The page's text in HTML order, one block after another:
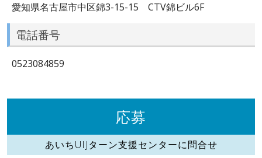
愛知県名古屋市中区錦3-15-15 CTV錦ビル6F
電話番号
0523084859
応募
あいちUIJターン支援センターに問合せ